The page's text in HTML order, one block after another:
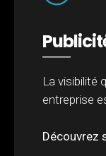
La visibilité
entreprise
Découvrez